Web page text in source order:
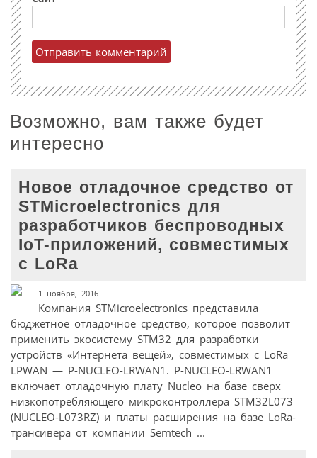
Возможно, вам также будет
интересно
Новое отладочное средство от
STMicroelectronics для
разработчиков беспроводных
IoT-приложений, совместимых
с LoRa
1 ноября, 2016
Компания STMicroelectronics представила
бюджетное отладочное средство, которое позволит
применить экосистему STM32 для разработки
устройств «Интернета вещей», совместимых с LoRa
LPWAN — P-NUCLEO-LRWAN1. P-NUCLEO-LRWAN1
включает отладочную плату Nucleo на базе сверх
низкопотребляющего микроконтроллера STM32L073
(NUCLEO-L073RZ) и платы расширения на базе LoRa-
трансивера от компании Semtech ...